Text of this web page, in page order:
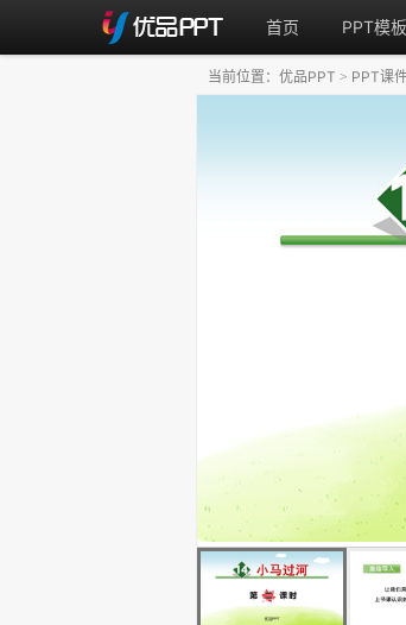
首页 PPT模板
当前位置： 优品PPT > PPT课